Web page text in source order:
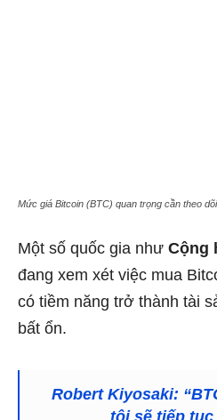
Mức giá Bitcoin (BTC) quan trọng cần theo
Một số quốc gia như Cộng
đang xem xét việc mua
có tiềm năng trở thành tài
bất ổn.
Robert Kiyosaki: